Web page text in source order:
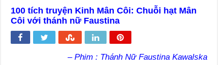
100 tích truyện Kinh Mân Côi: Chuỗi hạt Mân
Côi với thánh nữ Faustina
– Phim : Thánh Nữ Faustina Kawalska